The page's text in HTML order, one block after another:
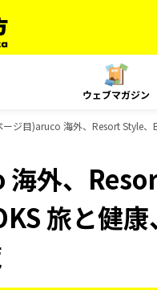
ウェブマガジン
ージ目)aruco 海外、Resort Style
外、
旅と健